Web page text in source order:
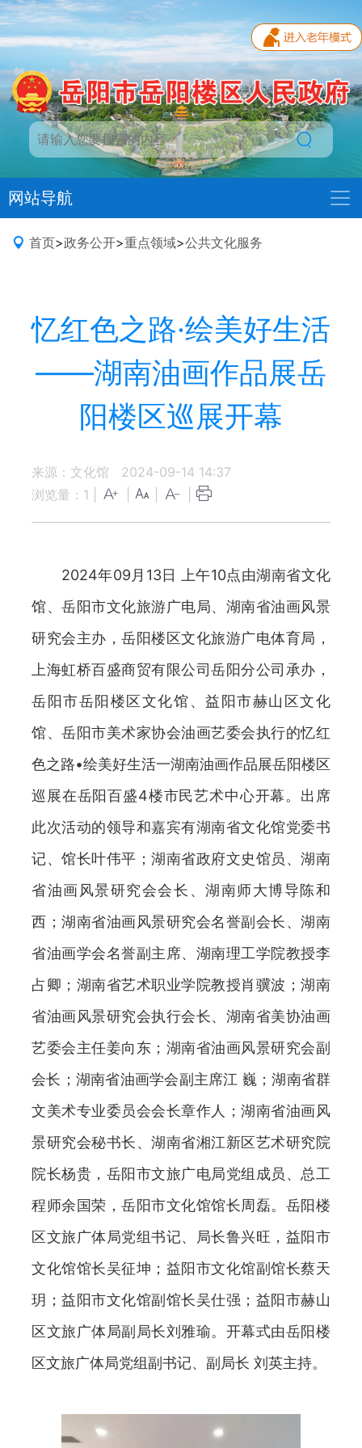
网站导航
首页>政务公开>重点领域>公共文化服务
忆红色之路·绘美好生活
——湖南油画作品展岳
阳楼区巡展开幕
来源：文化馆
2024-09-14 14:37
浏览量： 1
2024年09月13日 上午10点由湖南省文化
馆、岳阳市文化旅游广电局、湖南省油画风景
研究会主办，岳阳楼区文化旅游广电体育局，
上海虹桥百盛商贸有限公司岳阳分公司承办，
岳阳市岳阳楼区文化馆、益阳市赫山区文化
馆、岳阳市美术家协会油画艺委会执行的忆红
色之路•绘美好生活一湖南油画作品展岳阳楼区
巡展在岳阳百盛4楼市民艺术中心开幕。出席
此次活动的领导和嘉宾有湖南省文化馆党委书
记、馆长叶伟平；湖南省政府文史馆员、湖南
省油画风景研究会会长、湖南师大博导陈和
西；湖南省油画风景研究会名誉副会长、湖南
省油画学会名誉副主席、湖南理工学院教授李
占卿；湖南省艺术职业学院教授肖骥波；湖南
省油画风景研究会执行会长、湖南省美协油画
艺委会主任姜向东；湖南省油画风景研究会副
会长；湖南省油画学会副主席江 巍；湖南省群
文美术专业委员会会长章作人；湖南省油画风
景研究会秘书长、湖南省湘江新区艺术研究院
院长杨贵，岳阳市文旅广电局党组成员、总工
程师余国荣，岳阳市文化馆馆长周磊。岳阳楼
区文旅广体局党组书记、局长鲁兴旺，益阳市
文化馆馆长吴征坤；益阳市文化馆副馆长蔡天
玥；益阳市文化馆副馆长吴仕强；益阳市赫山
区文旅广体局副局长刘雅瑜。开幕式由岳阳楼
区文旅广体局党组副书记、副局长 刘英主持。